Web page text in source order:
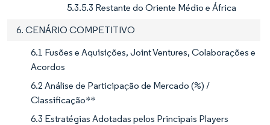
5.3.5.3 Restante do Oriente Médio e África
6. CENÁRIO COMPETITIVO
6.1 Fusões e Aquisições, Joint Ventures, Colaborações e
Acordos
6.2 Análise de Participação de Mercado (%) /
Classificação**
6.3 Estratégias Adotadas pelos Principais Players